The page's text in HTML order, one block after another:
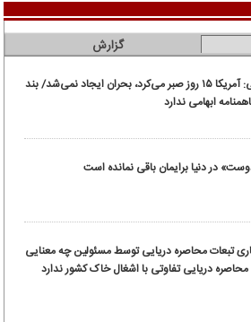
گزارش
عراقچی: آمریکا ۱۵ روز صبر می‌کرد، بحران ایجاد نمی‌شد/ بند
ابهامی ندارد
در دنیا برایمان باقی نمانده است
تبعات محاصره دریایی توسط مسئولین چه معنایی
محاصره دریایی تفاوتی با اشغال خاک کشور ندارد